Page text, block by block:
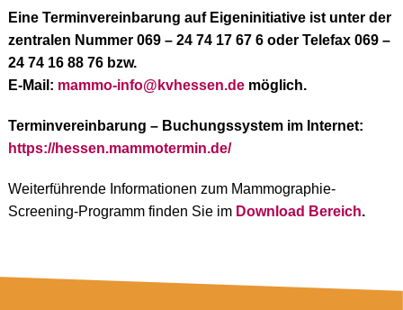
Eine Terminvereinbarung auf Eigeninitiative ist unter der
zentralen Nummer 069 – 24 74 17 67 6 oder Telefax 069 –
24 74 16 88 76 bzw.
E-Mail: mammo-info@kvhessen.demöglich.
Terminvereinbarung – Buchungssystem im Internet:
https://hessen.mammotermin.de/
Weiterführende Informationen zum Mammographie-
Screening-Programm finden Sie im Download Bereich.